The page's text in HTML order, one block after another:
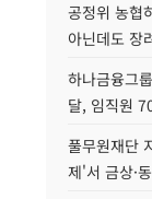
공정위 농협
아닌데도 장
하나금융그
달, 임직원
풀무원재단
제'서 금상·